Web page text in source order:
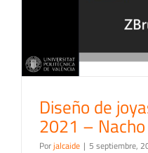
Diseño de
2021 –
Porjalcaide | 5 septiembre,